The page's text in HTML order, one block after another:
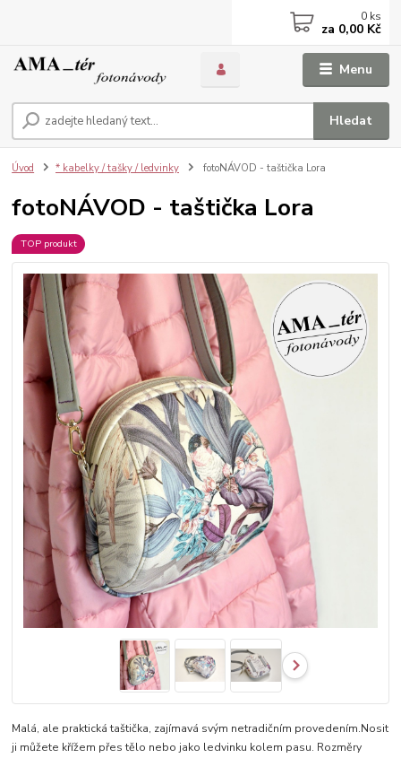
Menu
Hledat
0 ks
za 0,00 Kč
Úvod * kabelky / tašky / ledvinky fotoNÁVOD - taštička Lora
fotoNÁVOD - taštička Lora
TOP produkt
Malá, ale praktická taštička, zajímavá svým netradičním provedením.Nosit
ji můžete křížem přes tělo nebo jako ledvinku kolem pasu. Rozměry